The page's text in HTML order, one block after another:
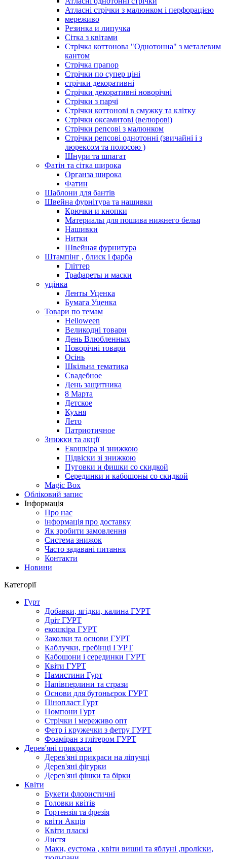
Атласні стрічки з малюнком і перфорацією
мереживо
Резинка и липучка
Сітка з квітами
Стрічка коттонова "Однотонна" з металевим
кантом
Стрічка прапор
Стрічки по супер ціні
стрічки декоративні
Стрічки декоративні новорічні
Стрічки з парчі
Стрічки коттонові в смужку та клітку
Стрічки оксамитові (велюрові)
Стрічки репсові з малюнком
Стрічки репсові однотонні (звичайні і з
люрексом та полосою )
Шнури та шпагат
Фатін та сітка широка
Органза широка
Фатин
Шаблони для бантів
Швейна фурнітура та нашивки
Крючки и кнопки
Материалы для пошива нижнего белья
Нашивки
Нитки
Швейная фурнитура
Штампінг , блиск і фарба
Гліттер
Трафареты и маски
уцінка
Ленты Уценка
Бумага Уценка
Товари по темам
Helloween
Великодні товари
День Влюбленных
Новорічні товари
Осінь
Шкільна тематика
Свадебное
День защитника
8 Марта
Детское
Кухня
Лето
Патриотичное
Знижки та акції
Екошкіра зі знижкою
Підвіски зі знижкою
Пуговки и фишки со скидкой
Серединки и кабошоны со скидкой
Magic Box
Обліковий запис
Інформація
Про нас
інформація про доставку
Як зробити замовлення
Система знижок
Часто задавані питання
Контакти
Новини
Категорії
Гурт
Добавки, ягідки, калина ГУРТ
Дріт ГУРТ
екошкіра ГУРТ
Заколки та основи ГУРТ
Каблучки, гребінці ГУРТ
Кабошони і серединки ГУРТ
Квіти ГУРТ
Намистини Гурт
Напівперлини та стрази
Основи для бутоньєрок ГУРТ
Пінопласт Гурт
Помпони Гурт
Стрічки і мереживо опт
Фетр і кружечки з фетру ГУРТ
Фоаміран з глітером ГУРТ
Дерев'яні прикраси
Дерев'яні прикраси на ліпучці
Дерев'яні фігурки
Дерев'яні фішки та бірки
Квіти
Букети флористичні
Головки квітів
Гортензія та фрезія
квіти Акція
Квіти пласкі
Листя
Маки, еустома , квіти вишні та яблуні ,проліски,